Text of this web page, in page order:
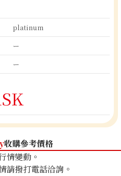
platinum
ー
ー
收購參考價格
情變動。
請撥打電話洽詢。